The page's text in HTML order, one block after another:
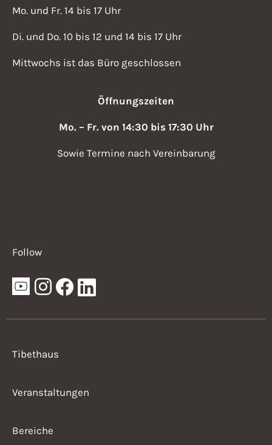
Mo. und Fr. 14 bis 17 Uhr
Di. und Do. 10 bis 12 und 14 bis 17 Uhr
Mittwochs ist das Büro geschlossen
Öffnungszeiten
Mo. – Fr. von 14:30 bis 17:30 Uhr
Sowie Termine nach Vereinbarung
Follow
Tibethaus
Veranstaltungen
Bereiche